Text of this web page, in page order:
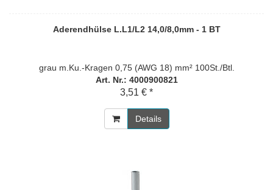
Aderendhülse L.L1/L2 14,0/8,0mm - 1 BT
grau m.Ku.-Kragen 0,75 (AWG 18) mm² 100St./Btl.
Art. Nr.: 4000900821
3,51 € *
Details